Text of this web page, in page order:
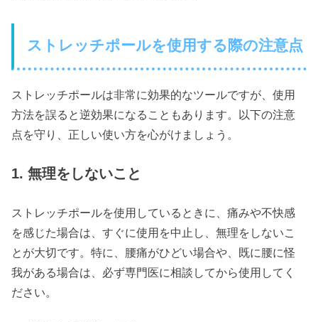
ストレッチポールを使用する際の注意点
ストレッチポールは非常に効果的なツールですが、使用
方法を誤ると逆効果になることもあります。以下の注意
点を守り、正しい使い方を心がけましょう。
1. 無理をしないこと
ストレッチポールを使用しているときに、痛みや不快感
を感じた場合は、すぐに使用を中止し、無理をしないこ
とが大切です。特に、腰痛がひどい場合や、既に腰に怪
我がある場合は、必ず専門医に相談してから使用してく
ださい。